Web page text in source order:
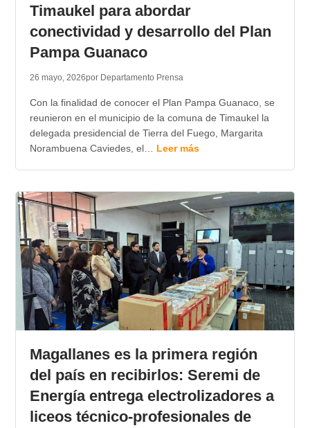
Timaukel para abordar
conectividad y desarrollo del Plan
Pampa Guanaco
26 mayo, 2026por Departamento Prensa
Con la finalidad de conocer el Plan Pampa Guanaco, se
reunieron en el municipio de la comuna de Timaukel la
delegada presidencial de Tierra del Fuego, Margarita
Norambuena Caviedes, el… Leer más
Magallanes es la primera región
del país en recibirlos: Seremi de
Energía entrega electrolizadores a
liceos técnico-profesionales de